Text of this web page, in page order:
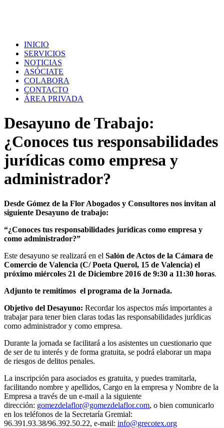
INICIO
SERVICIOS
NOTICIAS
ASÓCIATE
COLABORA
CONTACTO
ÁREA PRIVADA
Desayuno de Trabajo:
¿Conoces tus responsabilidades
jurídicas como empresa y
administrador?
Desde Gómez de la Flor Abogados y Consultores nos invitan al
siguiente Desayuno de trabajo:
“¿Conoces tus responsabilidades jurídicas como empresa y
como administrador?”
Este desayuno se realizará en el Salón de Actos de la Cámara de
Comercio de Valencia (C/ Poeta Querol, 15 de Valencia) el
próximo miércoles 21 de Diciembre 2016 de 9:30 a 11:30 horas.
Adjunto te remitimos el programa de la Jornada.
Objetivo del Desayuno: Recordar los aspectos más importantes a
trabajar para tener bien claras todas las responsabilidades jurídicas
como administrador y como empresa.
Durante la jornada se facilitará a los asistentes un cuestionario que
de ser de tu interés y de forma gratuita, se podrá elaborar un mapa
de riesgos de delitos penales.
La inscripción para asociados es gratuita, y puedes tramitarla,
facilitando nombre y apellidos, Cargo en la empresa y Nombre de la
Empresa a través de un e-mail a la siguiente
dirección: gomezdelaflor@gomezdelaflor.com, o bien comunicarlo
en los teléfonos de la Secretaría Gremial:
96.391.93.38/96.392.50.22, e-mail: info@grecotex.org